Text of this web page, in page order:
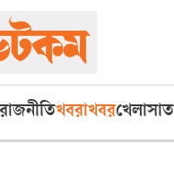
খবরাখবরখেলা